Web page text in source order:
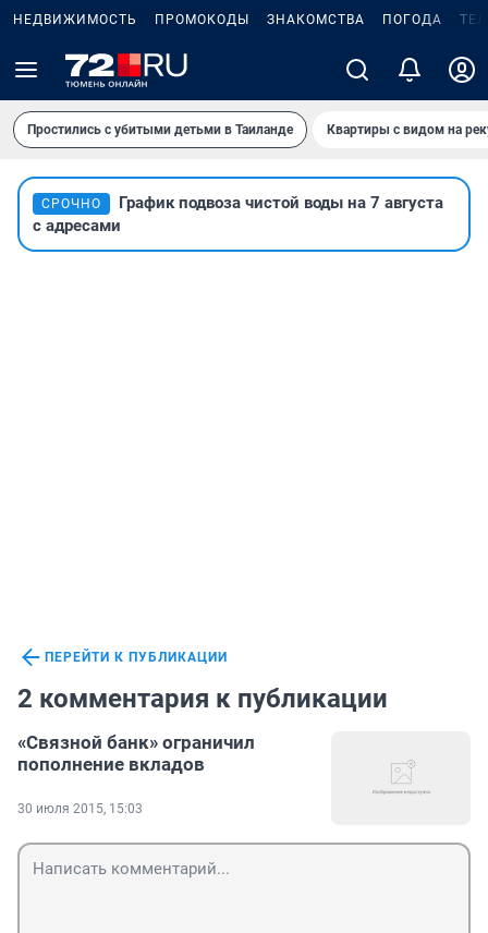
НЕДВИЖИМОСТЬ ПРОМОКОДЫ ЗНАКОМСТВА ПОГОДА
Простились с убитыми детьми в Таиланде Квартиры с видом на
СРОЧНО
График подвоза чистой воды на 7 августа
с адресами
ПЕРЕЙТИ К ПУБЛИКАЦИИ
2 комментария к публикации
«Связной банк» ограничил
пополнение вкладов
30 июля 2015, 15:03